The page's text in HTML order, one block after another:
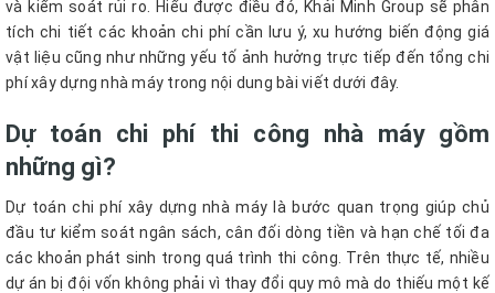
và kiểm soát rủi ro. Hiểu được điều đó, Khải Minh Group sẽ phân
tích chi tiết các khoản chi phí cần lưu ý, xu hướng biến động giá
vật liệu cũng như những yếu tố ảnh hưởng trực tiếp đến tổng chi
phí xây dựng nhà máy trong nội dung bài viết dưới đây.
Dự toán chi phí thi công nhà máy gồm
những gì?
Dự toán chi phí xây dựng nhà máy là bước quan trọng giúp chủ
đầu tư kiểm soát ngân sách, cân đối dòng tiền và hạn chế tối đa
các khoản phát sinh trong quá trình thi công. Trên thực tế, nhiều
dự án bị đội vốn không phải vì thay đổi quy mô mà do thiếu một kế